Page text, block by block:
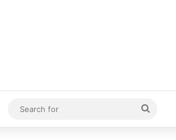
Search
for